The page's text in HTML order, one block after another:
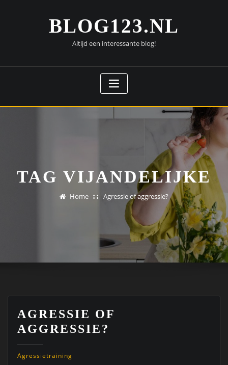
BLOG123.NL
Altijd een interessante blog!
TAG VIJANDELIJKE
Home Agressie of aggressie?
AGRESSIE OF
AGGRESSIE?
Agressietraining